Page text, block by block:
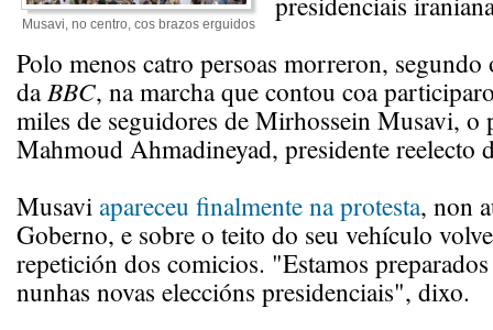
Musavi, no centro, cos brazos erguidos
Polo menos catro persoas morreron, segundo
daBBC, na marcha que contou coa
miles de seguidores de Mirhossein Musavi,
Mahmoud Ahmadineyad, presidente reelecto
Musaviapareceu finalmente na protesta, non
Goberno, e sobre o teito do seu vehículo
repetición dos comicios. "Estamos
nunhas novas eleccións presidenciais", dixo.